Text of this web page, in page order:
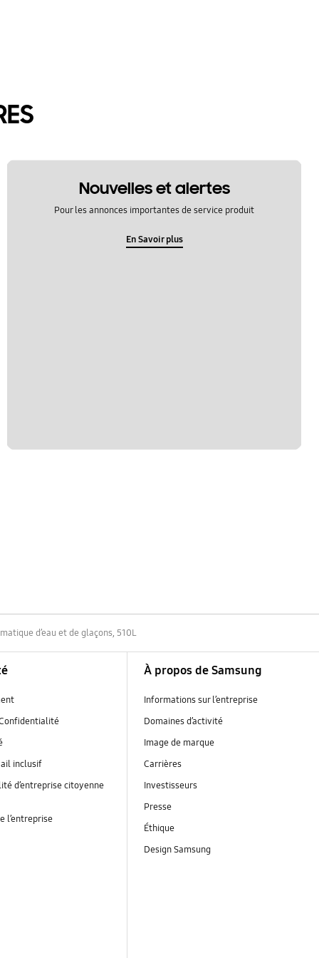
Nouvelles et alertes
Pour les annonces importantes de service produit
En Savoir plus
d’eau et de glaçons, 510L
inclusif
d’entreprise citoyenne
l’entreprise
À propos de Samsung
Informations sur l’entreprise
Domaines d’activité
Image de marque
Carrières
Investisseurs
Presse
Éthique
Design Samsung